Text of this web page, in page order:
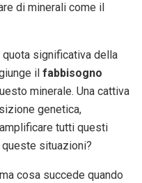
di minerali come il
significativa della
il fabbisogno
minerale. Una cattiva
genetica,
tutti questi
situazioni?
cosa succede quando